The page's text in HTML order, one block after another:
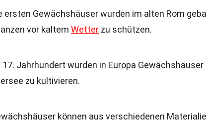
ersten Gewächshäuser wurden im alten Rom
vor kaltem Wetter zu schützen.
17. Jahrhundert wurden in Europa
zu kultivieren.
können aus verschiedenen